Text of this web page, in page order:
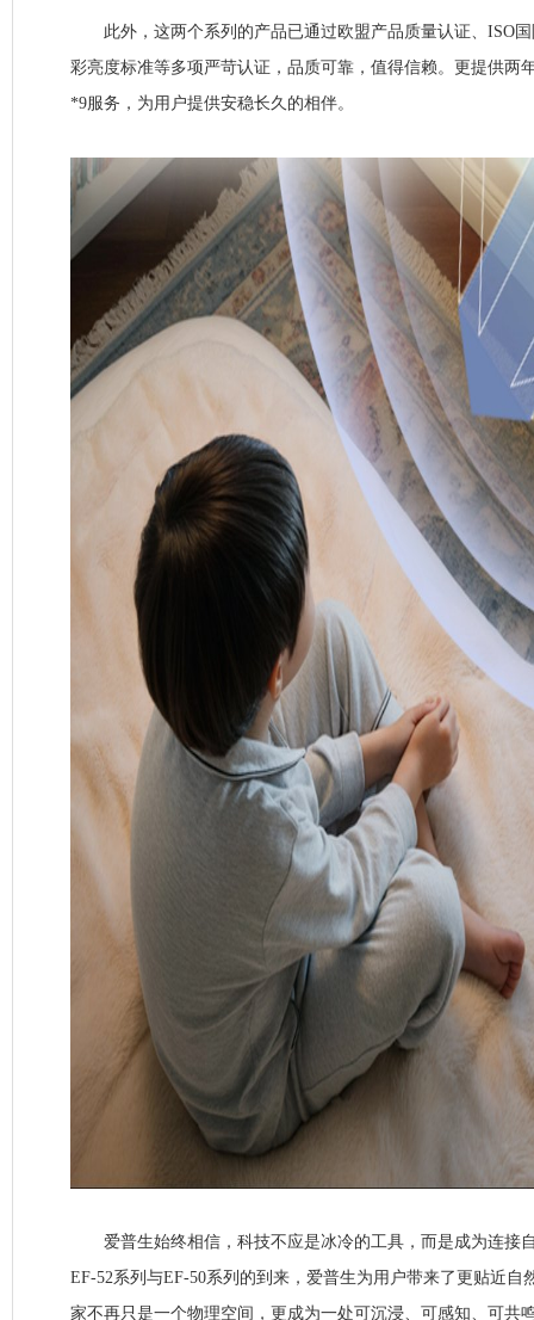
此外，这两个系列的产品已通过欧盟产品质量认证、ISO国
彩亮度标准等多项严苛认证，品质可靠，值得信赖。更提供两
*9服务，为用户提供安稳长久的相伴。
爱普生始终相信，科技不应是冰冷的工具，而是成为连接
EF-52系列与EF-50系列的到来，爱普生为用户带来了更贴近
家不再只是一个物理空间，更成为一处可沉浸、可感知、可共